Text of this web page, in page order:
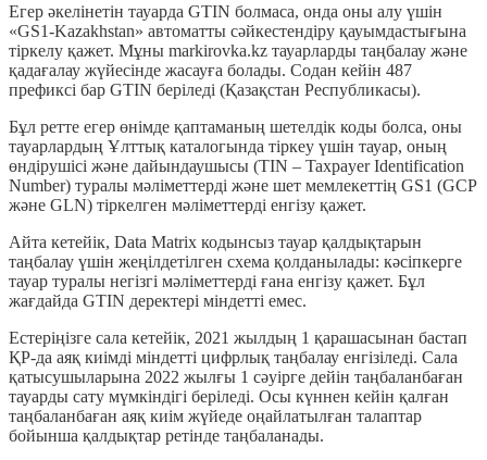
Егер әкелінетін тауарда GTIN болмаса, онда оны алу үшін
«GS1-Kazakhstan» автоматты сәйкестендіру қауымдастығына
тіркелу қажет. Мұны markirovka.kz тауарларды таңбалау және
қадағалау жүйесінде жасауға болады. Содан кейін 487
префиксі бар GTIN беріледі (Қазақстан Республикасы).
Бұл ретте егер өнімде қаптаманың шетелдік коды болса, оны
тауарлардың Ұлттық каталогында тіркеу үшін тауар, оның
өндірушісі және дайындаушысы (TIN – Taxpayer Identification
Number) туралы мәліметтерді және шет мемлекеттің GS1 (GCP
және GLN) тіркелген мәліметтерді енгізу қажет.
Айта кетейік, Data Matrix кодынсыз тауар қалдықтарын
таңбалау үшін жеңілдетілген схема қолданылады: кәсіпкерге
тауар туралы негізгі мәліметтерді ғана енгізу қажет. Бұл
жағдайда GTIN деректері міндетті емес.
Естеріңізге сала кетейік, 2021 жылдың 1 қарашасынан бастап
ҚР-да аяқ киімді міндетті цифрлық таңбалау енгізіледі. Сала
қатысушыларына 2022 жылғы 1 сәуірге дейін таңбаланбаған
тауарды сату мүмкіндігі беріледі. Осы күннен кейін қалған
таңбаланбаған аяқ киім жүйеде оңайлатылған талаптар
бойынша қалдықтар ретінде таңбаланады.